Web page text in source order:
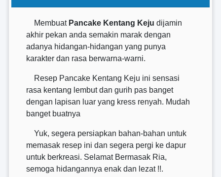
Membuat Pancake Kentang Keju dijamin
akhir pekan anda semakin marak dengan
adanya hidangan-hidangan yang punya
karakter dan rasa berwarna-warni.
Resep Pancake Kentang Keju ini sensasi
rasa kentang lembut dan gurih pas banget
dengan lapisan luar yang kress renyah. Mudah
banget buatnya
Yuk, segera persiapkan bahan-bahan untuk
memasak resep ini dan segera pergi ke dapur
untuk berkreasi. Selamat Bermasak Ria,
semoga hidangannya enak dan lezat !!.